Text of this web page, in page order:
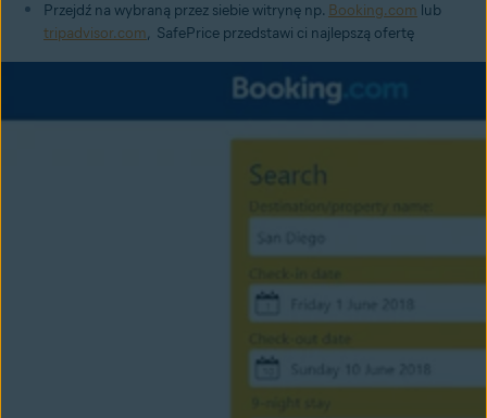
Przejdź na wybraną przez siebie witrynę np. Booking.com lub
tripadvisor.com, SafePrice przedstawi ci najlepszą ofertę